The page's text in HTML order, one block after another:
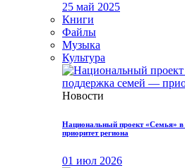
25 май 2025
Книги
Файлы
Музыка
Культура
Новости
Национальный проект «Семья»
приоритет региона
01 июл 2026